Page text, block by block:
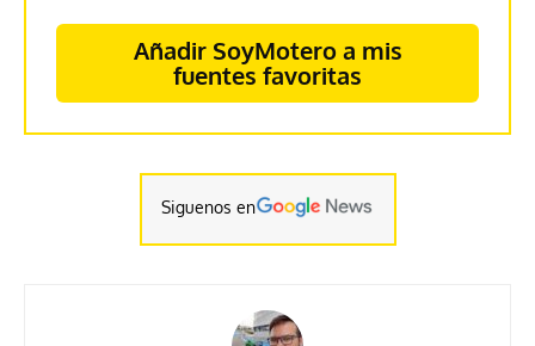
Añadir SoyMotero a mis
fuentes favoritas
Siguenos en